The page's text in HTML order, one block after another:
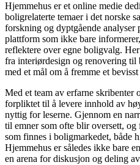
Hjemmehus er et online medie
boligrelaterte temaer i det norske
forskning og dyptgående analyser
plattform som ikke bare
reflektere over egne boligvalg.
fra interiørdesign og renovering
med et mål om å fremme et
Med et team av erfarne skribenter
forpliktet til å levere innhold av
nyttig for leserne. Gjennom en
til emner som ofte blir oversett, og
som finnes i boligmarkedet, både
Hjemmehus er således ikke bare
en arena for diskusjon og deling